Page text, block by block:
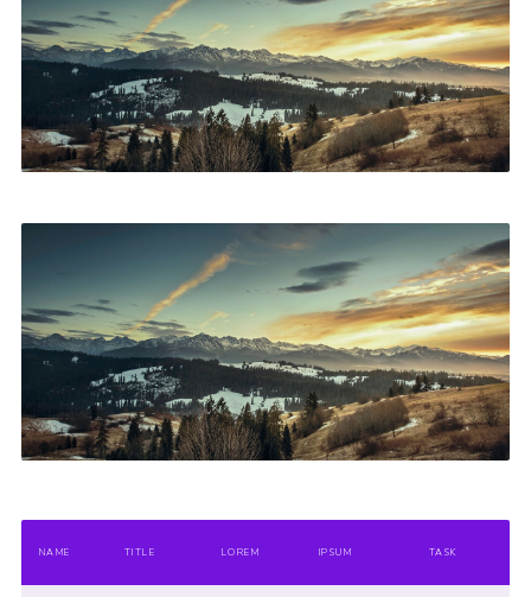
NAME TITLE LOREM IPSUM TASK